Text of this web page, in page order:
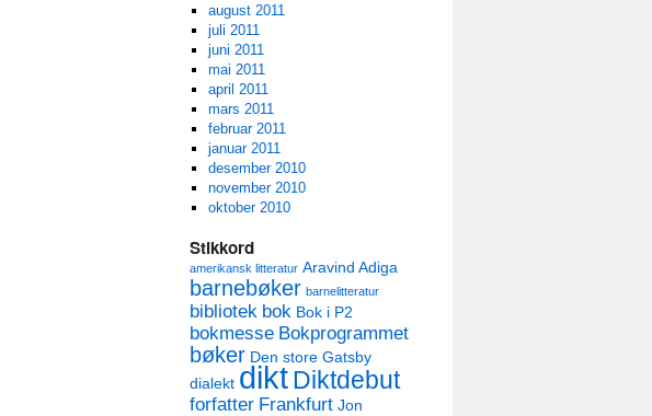
august 2011
juli 2011
juni 2011
mai 2011
april 2011
mars 2011
februar 2011
januar 2011
desember 2010
november 2010
oktober 2010
Stikkord
amerikansk litteratur Aravind Adiga
barnebøker barnelitteratur
bibliotek bok Bok i P2
bokmesse Bokprogrammet
bøker Den store Gatsby
dialekt diktDiktdebut
forfatter Frankfurt Jon